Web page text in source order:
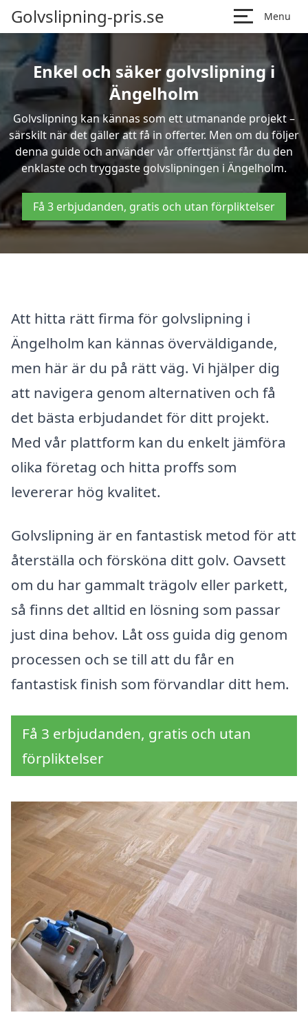
Golvslipning-pris.se Menu
Enkel och säker golvslipning i
Ängelholm
Golvslipning kan kännas som ett utmanande projekt –
särskilt när det gäller att få in offerter. Men om du följer
denna guide och använder vår offerttjänst får du den
enklaste och tryggaste golvslipningen i Ängelholm.
Få 3 erbjudanden, gratis och utan förpliktelser
Att hitta rätt firma för golvslipning i
Ängelholm kan kännas överväldigande,
men här är du på rätt väg. Vi hjälper dig
att navigera genom alternativen och få
det bästa erbjudandet för ditt projekt.
Med vår plattform kan du enkelt jämföra
olika företag och hitta proffs som
levererar hög kvalitet.
Golvslipning är en fantastisk metod för att
återställa och försköna ditt golv. Oavsett
om du har gammalt trägolv eller parkett,
så finns det alltid en lösning som passar
just dina behov. Låt oss guida dig genom
processen och se till att du får en
fantastisk finish som förvandlar ditt hem.
Få 3 erbjudanden, gratis och utan
förpliktelser